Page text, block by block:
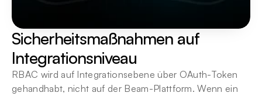
Sicherheitsmaßnahmen auf
Integrationsniveau
RBAC wird auf Integrationsebene über OAuth-Token
gehandhabt, nicht auf der Beam-Plattform. Wenn ein